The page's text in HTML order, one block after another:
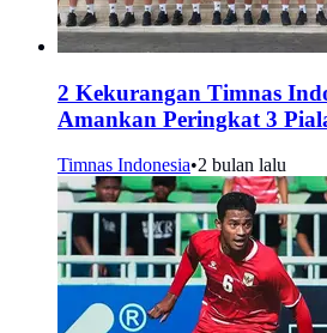
2 Kekurangan Timnas
Amankan Peringkat 3
Timnas Indonesia•2 bulan lalu